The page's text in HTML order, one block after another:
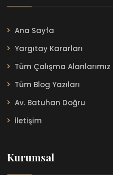
Ana Sayfa
Yargıtay Kararları
Tüm Çalışma Alanlarımız
Tüm Blog Yazıları
Av. Batuhan Doğru
İletişim
Kurumsal